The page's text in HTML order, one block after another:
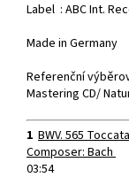
Label : ABC Int.
Made in Germany
Referenční
Mastering CD/
1 BWV. 565
Composer: Bach
03:54